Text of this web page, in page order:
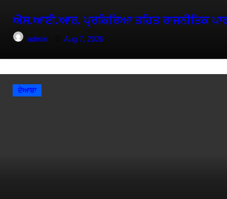
ਐਸ.ਆਈ.ਆਰ. ਪ੍ਰਕਿਰਿਆ ਤਹਿਤ ਰਾਜਨੀਤਿਕ
admin Aug 7, 2026
ਦੋਆਬਾ